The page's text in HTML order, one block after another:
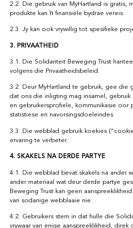
2.2. Die gebruik van MyHartland is gratis,
produkte kan ŉ finansiële bydrae vereis.
2.3. Jy kan ook vrywillig tot spesifieke
3. PRIVAATHEID
3.1. Die Solidariteit Beweging Trust
volgens die Privaatheidsbeleid.
3.2. Deur MyHartland te gebruik, gee die
dat ons die inligting mag insamel, gebruik
en gebruikersprofiele, kommunikasie oor
statistiese en navorsingsdoeleindes.
3.3. Die webblad gebruik koekies
ervaring te verbeter.
4. SKAKELS NA DERDE PARTYE
4.1. Die webblad bevat skakels na ander
ander materiaal wat deur derde partye
Beweging Trust kan geen
van sodanige webblaaie nie.
4.2. Gebruikers stem in dat hulle die
vrywaar van enige aanspreeklikheid, direk